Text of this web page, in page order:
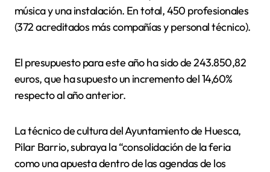
música y una instalación. En total, 450 profesionales
(372 acreditados más compañías y personal técnico).
El presupuesto para este año ha sido de 243.850,82
euros, que ha supuesto un incremento del 14,60%
respecto al año anterior.
La técnico de cultura del Ayuntamiento de Huesca,
Pilar Barrio, subraya la “consolidación de la feria
como una apuesta dentro de las agendas de los